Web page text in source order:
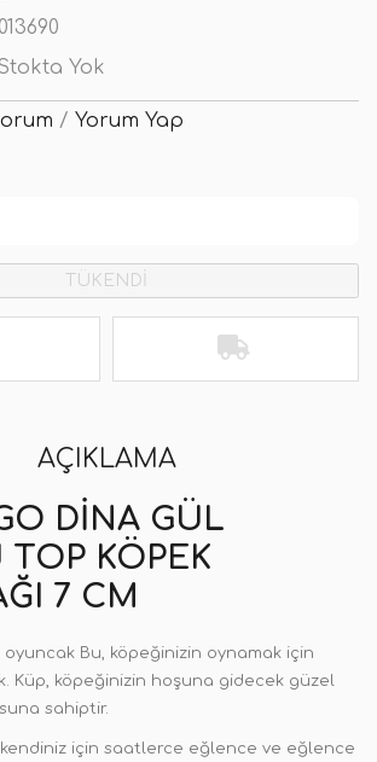
Yok
/ Yorum Yap
TÜKENDİ
AÇIKLAMA
DINA GÜL
KÖPEK
7 CM
oyuncak Bu, köpeğinizin oynamak için
Küp, köpeğinizin hoşuna gidecek güzel
sahiptir.
kendiniz için saatlerce eğlence ve eğlence